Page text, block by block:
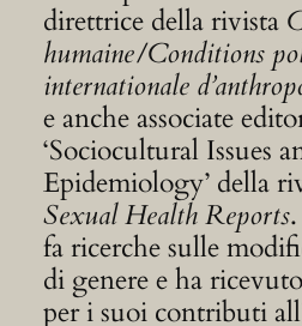
direttrice della rivista
humaine/Conditions
internationale
e anche associate
‘Sociocultural Issues
Epidemiology’ della
Sexual Health Reports
fa ricerche sulle
di genere e ha
per i suoi contributi